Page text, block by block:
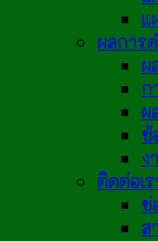
แ
ผลการ
ผ
ก
ผ
ข้
ง
ติดต่อเร
ช่
ส